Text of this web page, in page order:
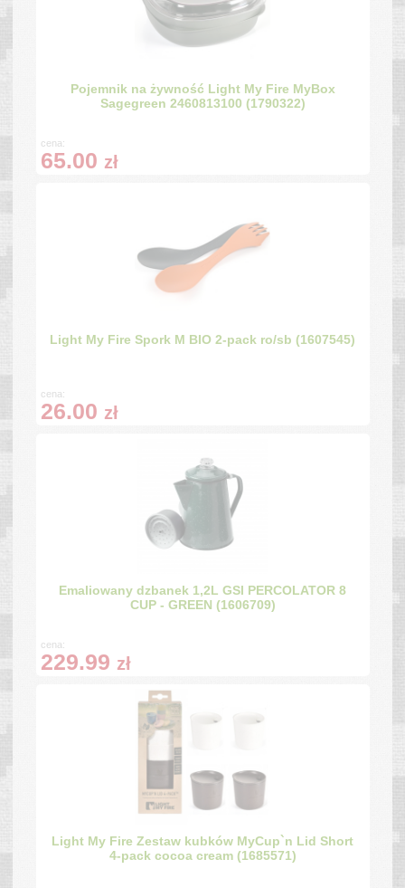
Pojemnik na żywność Light My Fire MyBox
Sagegreen 2460813100 (1790322)
cena:
65.00 zł
Light My Fire Spork M BIO 2-pack ro/sb (1607545)
cena:
26.00 zł
Emaliowany dzbanek 1,2L GSI PERCOLATOR 8
CUP - GREEN (1606709)
cena:
229.99 zł
Light My Fire Zestaw kubków MyCup`n Lid Short
4-pack cocoa cream (1685571)